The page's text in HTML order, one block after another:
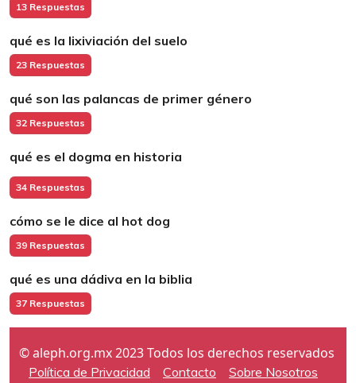
13 Respuestas
qué es la lixiviación del suelo
23 Respuestas
qué son las palancas de primer género
32 Respuestas
qué es el dogma en historia
34 Respuestas
cómo se le dice al hot dog
39 Respuestas
qué es una dádiva en la biblia
37 Respuestas
© aleph.org.mx 2023 Todos los derechos reservados
Política de Privacidad Contacto Sobre Nosotros